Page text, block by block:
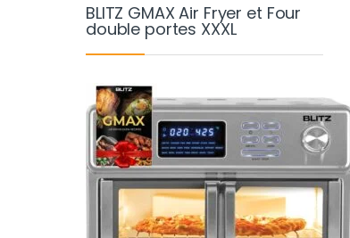
BLITZ GMAX Air Fryer et Four
double portes XXXL